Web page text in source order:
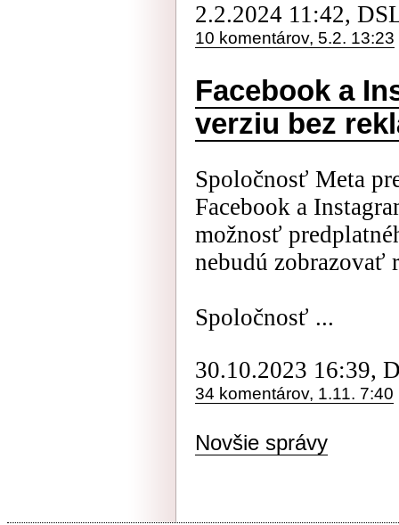
2.2.2024 11:42,
10 komentárov, 5.2. 13:23
Facebook a
verziu bez
Spoločnosť Meta
Facebook a
možnosť
nebudú zobrazovať
Spoločnosť ...
30.10.2023 16:39,
34 komentárov, 1.11. 7:40
Novšie správy